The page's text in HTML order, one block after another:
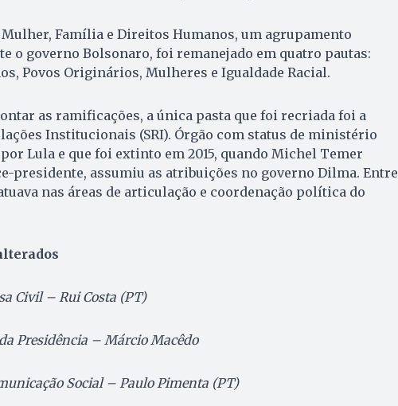
Família e Direitos Humanos, um agrupamento
o governo Bolsonaro, foi remanejado em quatro pautas:
Povos Originários, Mulheres e Igualdade Racial.
as ramificações, a única pasta que foi recriada foi a
Institucionais (SRI). Órgão com status de ministério
Lula e que foi extinto em 2015, quando Michel Temer
presidente, assumiu as atribuições no governo Dilma. Entre
nas áreas de articulação e coordenação política do
Civil – Rui Costa (PT)
Presidência – Márcio Macêdo
Social – Paulo Pimenta (PT)